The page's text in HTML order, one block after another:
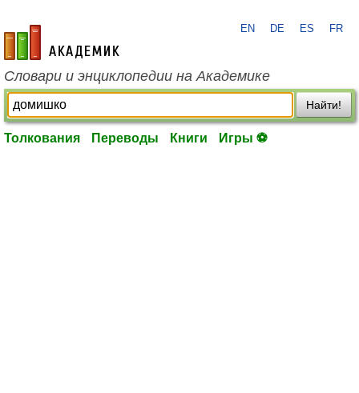
academic.ru
EN DE ES FR
Словари и энциклопедии на Академике
Найти!
Толкования Переводы Книги Игры ⚽